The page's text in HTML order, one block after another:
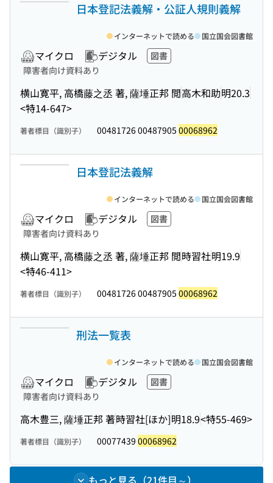
日本登記法義解・公証人規則義解
マイクロ デジタル
図書
障害者向け資料あり
横山寛平, 高橋藤之丞 著, 薩埵正邦 閲高木和助明20.3
<特14-647>
インターネットで読める 国立国会図書館
著者標目（識別子） 00481726 00487905 00068962
日本登記法義解
マイクロ デジタル
図書
障害者向け資料あり
横山寛平, 高橋藤之丞 著, 薩埵正邦 閲時習社明19.9
<特46-411>
インターネットで読める 国立国会図書館
著者標目（識別子） 00481726 00487905 00068962
刑法一覧表
マイクロ デジタル
図書
障害者向け資料あり
高木豊三, 薩埵正邦 著時習社[ほか]明18.9<特55-469>
インターネットで読める 国立国会図書館
著者標目（識別子） 00077439 00068962
もっと見る（21件目～）